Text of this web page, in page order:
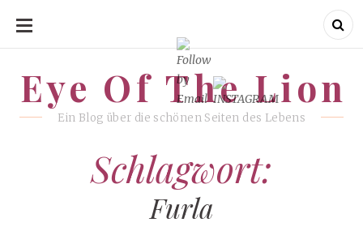
SKIP
CONTENT
Eye Of The Lion
Ein Blog über die schönen Seiten des Lebens
Eye Of The Lion
Schlagwort:
Furla